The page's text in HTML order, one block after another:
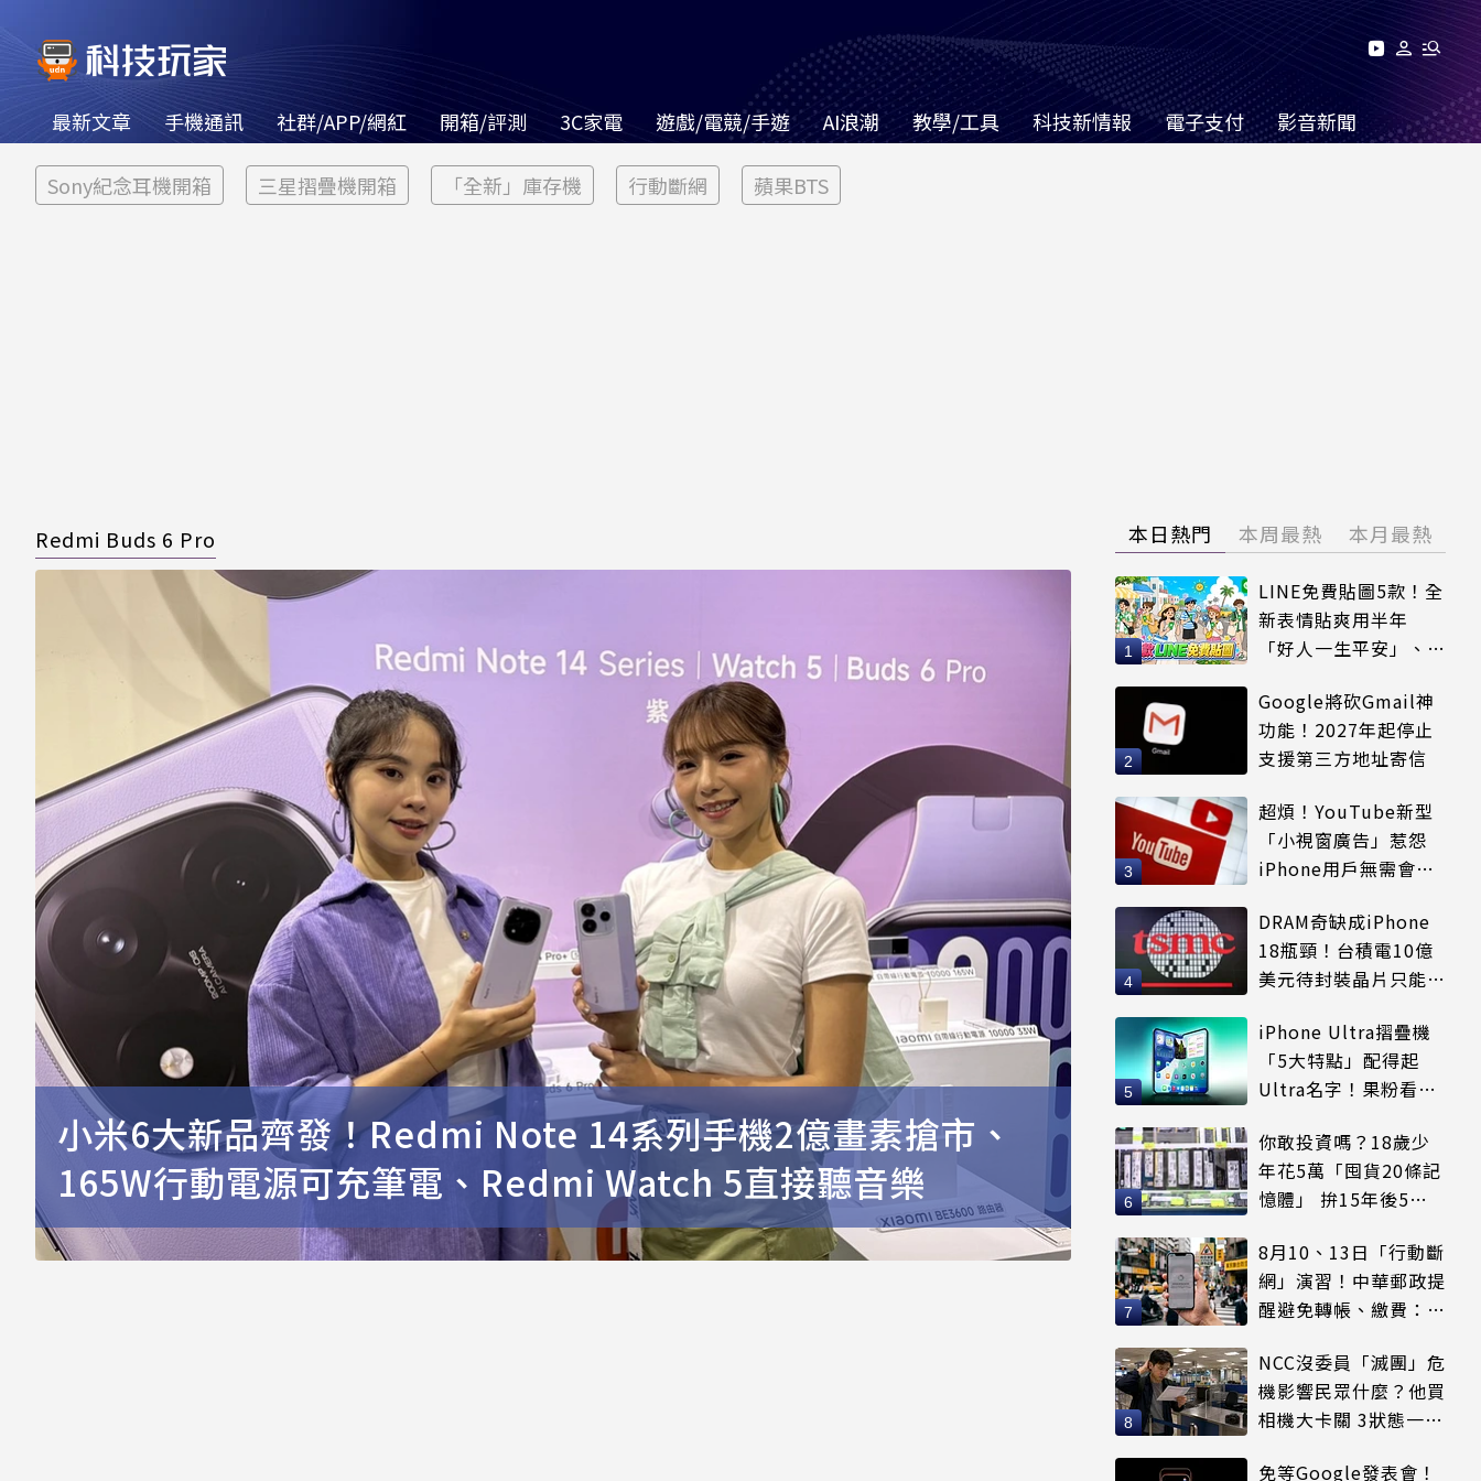
最新文章 手機通訊 社群/APP/網紅 開箱/評測 3C家電 遊戲/電競/手遊 AI浪潮 教學/工具 科技新情報 電子支付 影音新聞
Sony紀念耳機開箱 三星摺疊機開箱 「全新」庫存機 行動斷網 蘋果BTS
Redmi Buds 6 Pro
小米6大新品齊發！Redmi Note 14系列手機2億畫素搶市、
165W行動電源可充筆電、Redmi Watch 5直接聽音樂
本日熱門 本周最熱 本月最熱
LINE免費貼圖5款！全
新表情貼爽用半年
「好人一生平安」、
Google將砍Gmail神
功能！2027年起停止
支援第三方地址寄信
超煩！YouTube新型
「小視窗廣告」惹怨
iPhone用戶無需會員
DRAM奇缺成iPhone
18瓶頸！台積電10億
美元待封裝晶片只能枯
iPhone Ultra摺疊機
「5大特點」配得起
Ultra名字！果粉看完
你敢投資嗎？18歲少
年花5萬「囤貨20條記
憶體」 拚15年後5倍
8月10、13日「行動斷
網」演習！中華郵政提
醒避免轉帳、繳費：務
NCC沒委員「滅團」危
機影響民眾什麼？他買
相機大卡關 3狀態一同
免等Google發表會！